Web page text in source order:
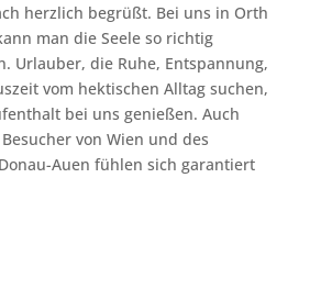
herzlich begrüßt. Bei uns in Orth
man die Seele so richtig
Urlauber, die Ruhe, Entspannung,
vom hektischen Alltag suchen,
bei uns genießen. Auch
von Wien und des
Auen fühlen sich garantiert